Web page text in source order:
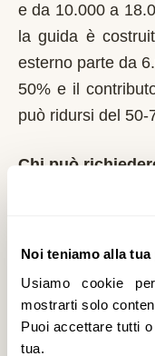
Noi teniamo alla tua
Usiamo cookie
mostrarti solo
Puoi accettare tutti
tua.
e da 10.000 a
la guida è
esterno parte da
50% e il
può ridursi del 50-
Chi può
13/89 con L.R. 6/
il 1° marzo di
tra le più
pubbliche. È un